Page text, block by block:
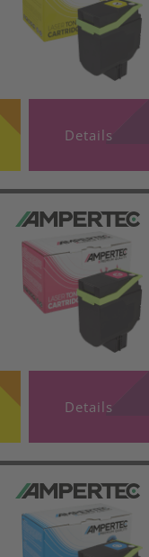
Details
Details